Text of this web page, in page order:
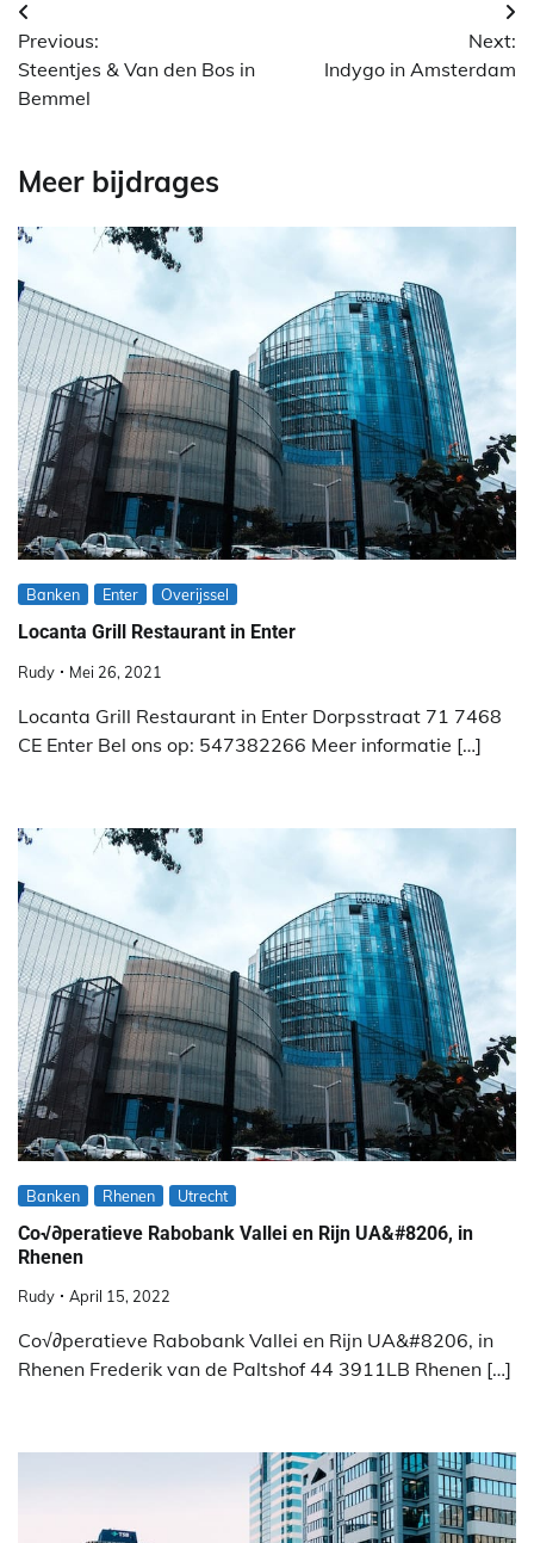
Berichtnavigatie
Previous:
Steentjes & Van den Bos in
Bemmel
Next:
Indygo in Amsterdam
Meer bijdrages
Banken Enter Overijssel
Locanta Grill Restaurant in Enter
Rudy Mei 26, 2021
Locanta Grill Restaurant in Enter Dorpsstraat 71 7468
CE Enter Bel ons op: 547382266 Meer informatie […]
Banken Rhenen Utrecht
Co√∂peratieve Rabobank Vallei en Rijn UA&#8206, in
Rhenen
Rudy April 15, 2022
Co√∂peratieve Rabobank Vallei en Rijn UA&#8206, in
Rhenen Frederik van de Paltshof 44 3911LB Rhenen […]